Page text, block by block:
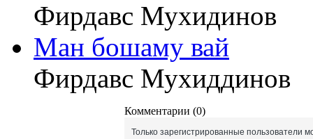
Фирдавс Мухидинов
Ман бошаму вай
Фирдавс Мухиддинов
Комментарии (0)
Только зарегистрированные пользователи